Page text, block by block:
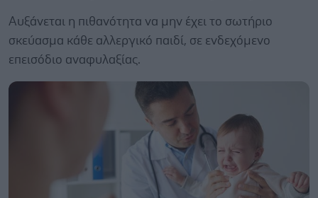
Αυξάνεται η πιθανότητα να μην έχει το σωτήριο
σκεύασμα κάθε αλλεργικό παιδί, σε ενδεχόμενο
επεισόδιο αναφυλαξίας.